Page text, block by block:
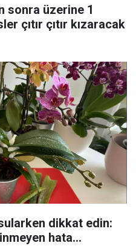
sonra üzerine 1
çıtır çıtır kızaracak
dikkat edin:
hata...